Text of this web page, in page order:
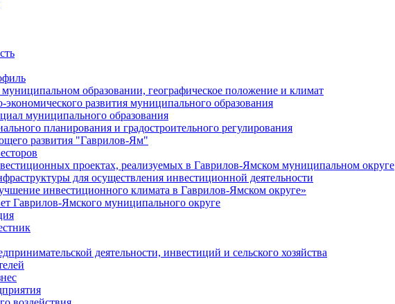
образовании, географическое положение и климат
развития муниципального образования
муниципального образования
планирования и градостроительного регулирования
развития "Гаврилов-Ям"
проектах, реализуемых в Гаврилов-Ямском муниципальном округе
для осуществления инвестиционной деятельности
инвестиционного климата в Гаврилов-Ямском округе»
Гаврилов-Ямского муниципального округе
деятельности, инвестиций и сельского хозяйства